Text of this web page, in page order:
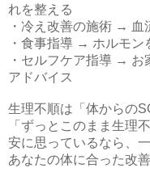
れを整える
・冷え改善の施術 → 血
・食事指導 → ホルモン
・セルフケア指導 → お
アドバイス
生理不順は「体からの
「ずっとこのまま生理
安に思っているなら、
あなたの体に合った改